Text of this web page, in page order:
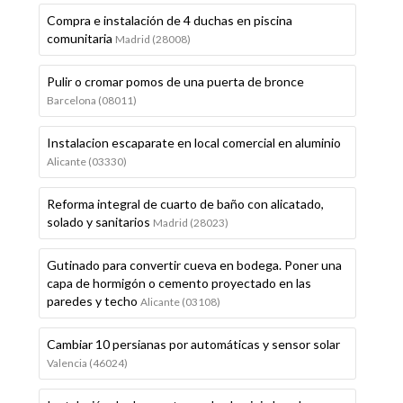
Compra e instalación de 4 duchas en piscina
comunitaria Madrid (28008)
Pulir o cromar pomos de una puerta de bronce
Barcelona (08011)
Instalacion escaparate en local comercial en aluminio
Alicante (03330)
Reforma integral de cuarto de baño con alicatado,
solado y sanitarios Madrid (28023)
Gutinado para convertir cueva en bodega. Poner una
capa de hormigón o cemento proyectado en las
paredes y techo Alicante (03108)
Cambiar 10 persianas por automáticas y sensor solar
Valencia (46024)